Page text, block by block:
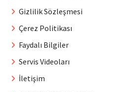
Gizlilik Sözleşmesi
Çerez Politikası
Faydalı Bilgiler
Servis Videoları
İletişim